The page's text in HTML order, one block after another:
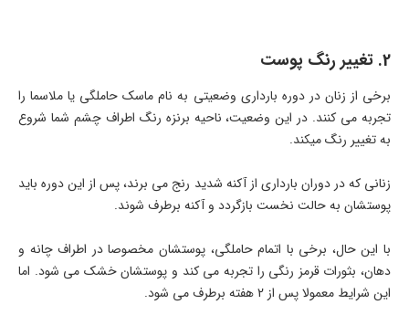
2. تغییر رنگ پوست
برخی از زنان در دوره بارداری وضعیتی به نام ماسک حاملگی یا ملاسما را
تجربه می کنند. در این وضعیت، ناحیه برنزه رنگ اطراف چشم شما شروع
به تغییر رنگ میکند.
زنانی که در دوران بارداری از آکنه شدید رنج می برند، پس از این دوره باید
پوستشان به حالت نخست بازگردد و آکنه برطرف شوند.
با این حال، برخی با اتمام حاملگی، پوستشان مخصوصا در اطراف چانه و
دهان، بثورات قرمز رنگی را تجربه می کند و پوستشان خشک می شود. اما
این شرایط معمولا پس از 2 هفته برطرف می شود.